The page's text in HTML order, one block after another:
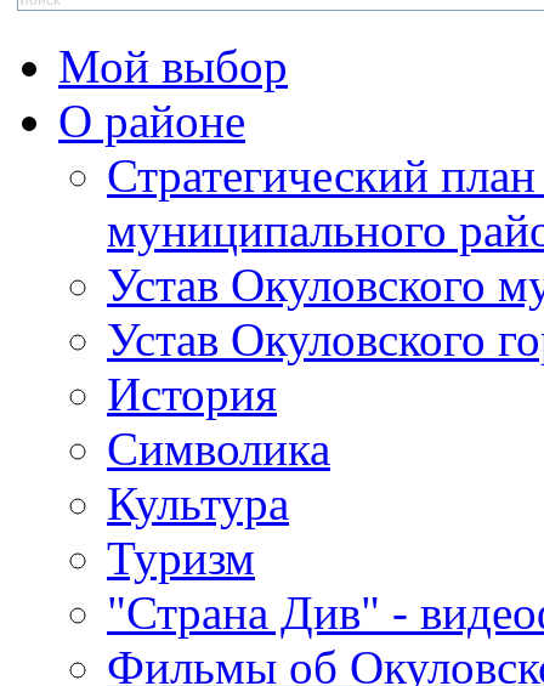
Мой выбор
О районе
Стратегический
муниципального
Устав Окуловского
Устав Окуловского
История
Символика
Культура
Туризм
"Страна Див" -
Фильмы об